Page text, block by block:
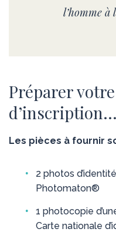
l’homme
Préparer
d’inscription…
Les pièces à fournir
2 photos
Photomaton®
1 photocopie
Carte nationale